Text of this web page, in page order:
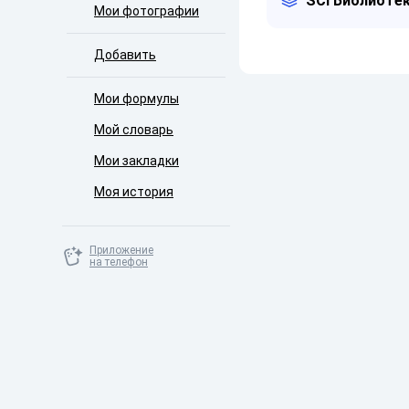
Мои фотографии
Добавить
Мои формулы
Мой словарь
Мои закладки
Моя история
Приложение
на телефон